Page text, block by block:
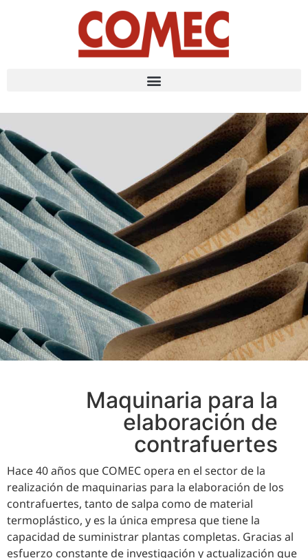
Maquinaria para la
elaboración de
contrafuertes
Hace 40 años que COMEC opera en el sector de la
realización de maquinarias para la elaboración de los
contrafuertes, tanto de salpa como de material
termoplástico, y es la única empresa que tiene la
capacidad de suministrar plantas completas. Gracias al
esfuerzo constante de investigación y actualización que